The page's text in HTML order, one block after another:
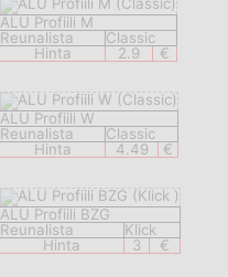
ALU Profiili M
Reunalista
Classic
Hinta
2.9 €
ALU Profiili W
Reunalista
Classic
Hinta
4.49 €
ALU Profiili BZG
Reunalista
Klick
Hinta
3 €